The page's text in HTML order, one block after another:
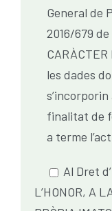
General de
2016/679 de
les dades
s’incorporin
finalitat de
a terme
Al Dret
L’HONOR, A